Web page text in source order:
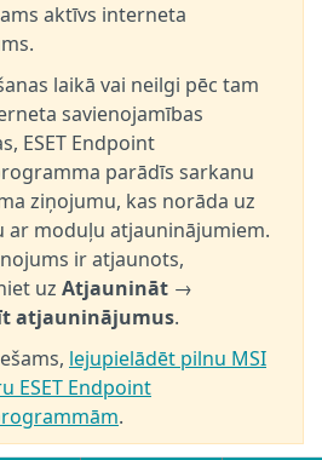
aktīvs interneta
laikā vai neilgi pēc tam
savienojamības
ESET Endpoint
parādīs sarkanu
ziņojumu, kas norāda uz
ar moduļu atjauninājumiem.
ir atjaunots,
uz Atjaunināt →
atjauninājumus.
lejupielādēt pilnu MSI
ESET Endpoint
.